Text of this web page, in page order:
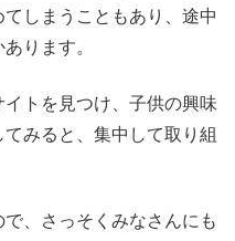
しまうこともあり、途中
ります。
トを見つけ、子供の興味
みると、集中して取り組
で、さっそくみなさんにも